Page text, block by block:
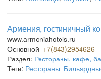
Армения, гостиничный
www.armeniahotels.ru
Основной: +7(843)2954626
Раздел: Рестораны, кафе,
Теги: Рестораны,